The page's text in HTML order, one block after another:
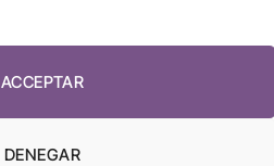
ACCEPTAR
DENEGAR